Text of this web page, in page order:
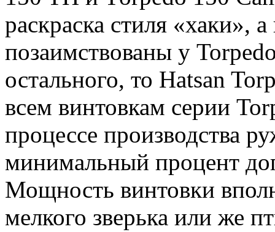
раскраска стиля «хаки»,
позаимствованы у
остального, то Hatsan
всем винтовкам серии
процессе производства
минимальный процент
Мощность винтовки
мелкого зверька или же